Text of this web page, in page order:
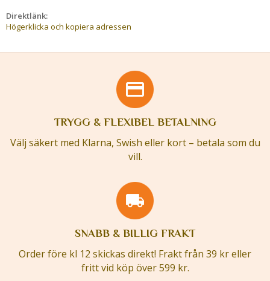
Direktlänk:
Högerklicka och kopiera adressen
TRYGG & FLEXIBEL BETALNING
Välj säkert med Klarna, Swish eller kort – betala som du
vill.
SNABB & BILLIG FRAKT
Order före kl 12 skickas direkt! Frakt från 39 kr eller
fritt vid köp över 599 kr.